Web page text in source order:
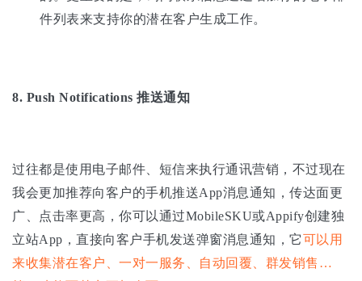
件列表来支持你的潜在客户生成工作。
8. Push Notifications 推送通知
过往都是使用电子邮件、短信来执行通讯营销，不过现在
我会更加推荐向客户的手机推送App消息通知，传达面更
广、点击率更高，你可以通过MobileSKU或Appify创建独
立站App，直接向客户手机发送弹窗消息通知，它可以用
来收集潜在客户、一对一服务、自动回覆、群发销售…